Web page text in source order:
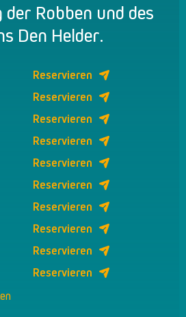
Robben und des
Den Helder.
Reservieren
Reservieren
Reservieren
Reservieren
Reservieren
Reservieren
Reservieren
Reservieren
Reservieren
Reservieren